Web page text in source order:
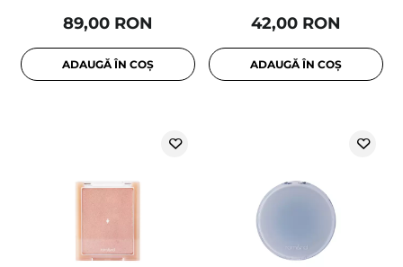
89,00 RON
ADAUGĂ ÎN COȘ
42,00 RON
ADAUGĂ ÎN COȘ